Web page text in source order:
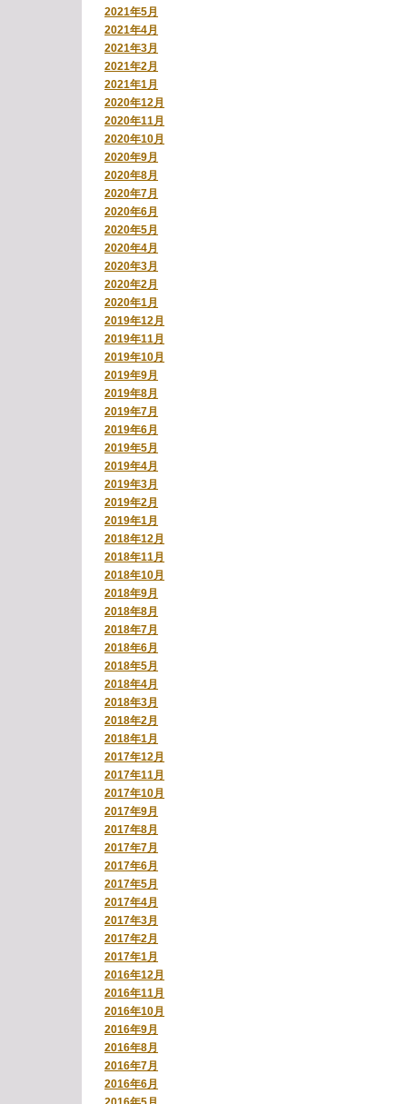
2021年5月
2021年4月
2021年3月
2021年2月
2021年1月
2020年12月
2020年11月
2020年10月
2020年9月
2020年8月
2020年7月
2020年6月
2020年5月
2020年4月
2020年3月
2020年2月
2020年1月
2019年12月
2019年11月
2019年10月
2019年9月
2019年8月
2019年7月
2019年6月
2019年5月
2019年4月
2019年3月
2019年2月
2019年1月
2018年12月
2018年11月
2018年10月
2018年9月
2018年8月
2018年7月
2018年6月
2018年5月
2018年4月
2018年3月
2018年2月
2018年1月
2017年12月
2017年11月
2017年10月
2017年9月
2017年8月
2017年7月
2017年6月
2017年5月
2017年4月
2017年3月
2017年2月
2017年1月
2016年12月
2016年11月
2016年10月
2016年9月
2016年8月
2016年7月
2016年6月